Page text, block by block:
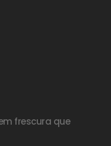
frescura que